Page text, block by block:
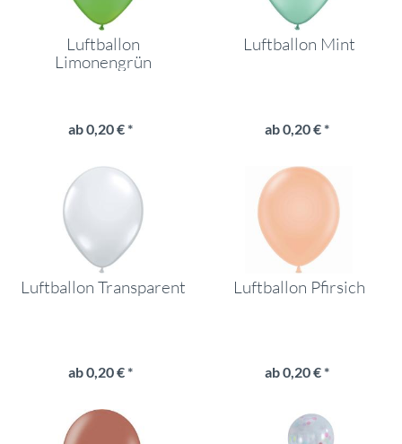
Luftballon
Limonengrün
ab 0,20 € *
Luftballon Mint
ab 0,20 € *
Luftballon Transparent
ab 0,20 € *
Luftballon Pfirsich
ab 0,20 € *